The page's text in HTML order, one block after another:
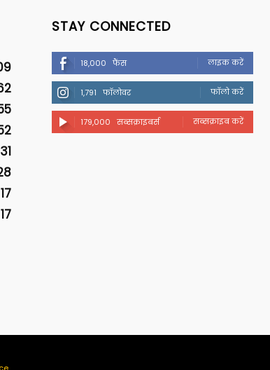
31
17
17
STAY CONNECTED
18,000 फैंस लाइक करें
1,791 फॉलोवर फॉलो करें
179,000 सब्सक्राइबर्स सब्सक्राइब करें